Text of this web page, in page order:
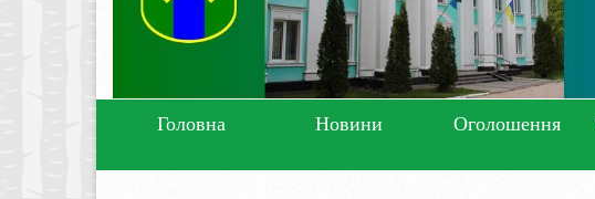
Головна Новини Оголошення